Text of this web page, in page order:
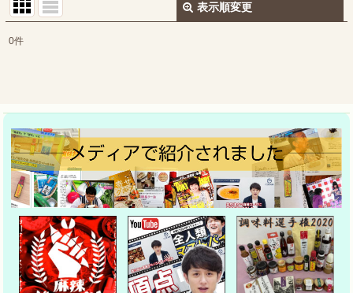
表示順変更
絞り込む
0件